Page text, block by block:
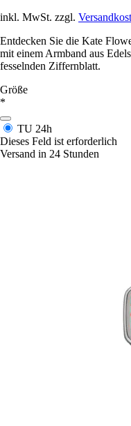
inkl. MwSt. zzgl.
Entdecken Sie die Kate
mit einem Armband aus
fesselnden Ziffernblatt.
Größe
*
TU 24h
Dieses Feld ist erforderlich
Versand in 24 Stunden